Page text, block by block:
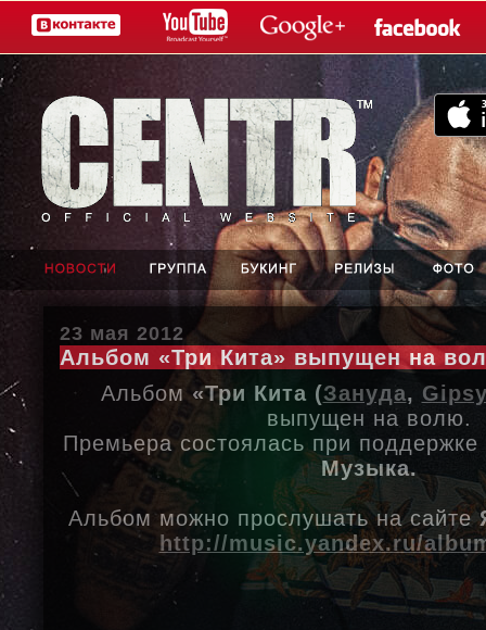
23 мая 2012
Альбом «Три Кита» выпущен на
Альбом«Три Кита (Зануда,
выпущен на волю.
Премьера состоялась при
Музыка.
Альбом можно прослушать на сайте
http://music.yandex.ru/